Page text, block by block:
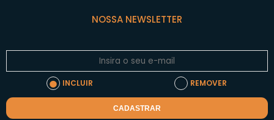
NOSSA NEWSLETTER
INCLUIR REMOVER
CADASTRAR